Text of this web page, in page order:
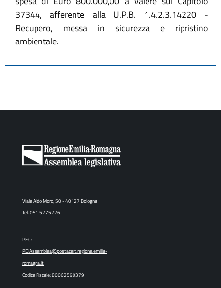
37344, afferente alla U.P.B. 1.4.2.3.14220 -
Recupero, messa in sicurezza e ripristino
ambientale.
Viale Aldo Moro, 50 - 40127 Bologna
Tel. 051 5275226
PEC:
PEIAssemblea@postacert.regione.emilia-
romagna.it
Codice Fiscale: 80062590379